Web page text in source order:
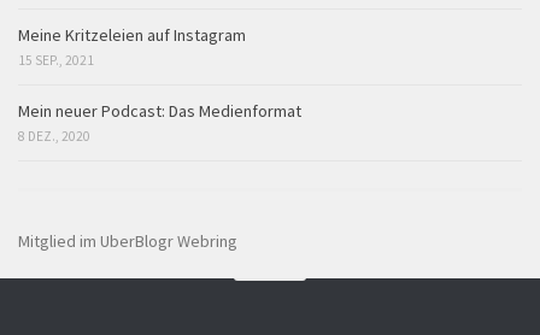
Meine Kritzeleien auf Instagram
15 SEP., 2021
Mein neuer Podcast: Das Medienformat
8 DEZ., 2020
Mitglied im UberBlogr Webring